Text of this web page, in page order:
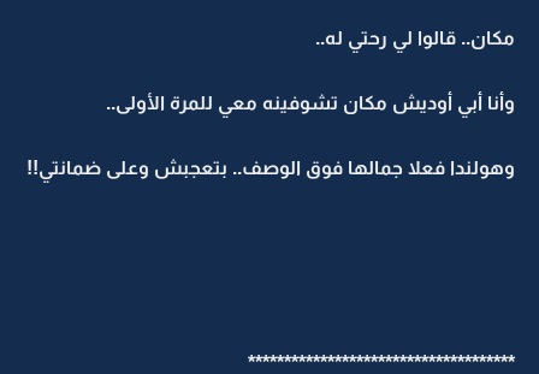
مكان.. قالوا لي رحتي له..
وأنا أبي أوديش مكان تشوفينه معي للمرة الأولى..
وهولندا فعلا جمالها فوق الوصف.. بتعجبش وعلى ضمانتي!!
*************************************